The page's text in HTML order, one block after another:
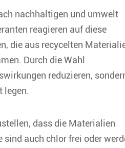
nachhaltigen und umwelt
reagieren auf diese
die aus recycelten
Durch die Wahl
reduzieren,
legen.
dass die Materialien
auch chlor frei oder